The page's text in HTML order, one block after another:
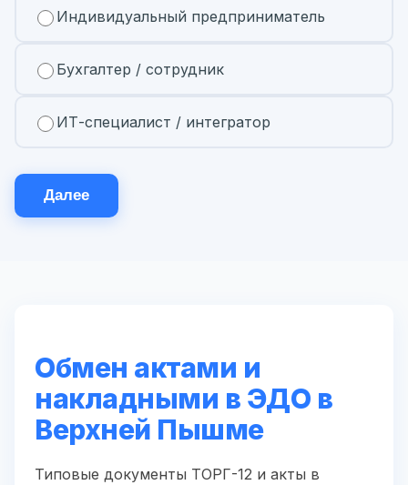
Индивидуальный предприниматель
Бухгалтер / сотрудник
ИТ-специалист / интегратор
Далее
Обмен актами и
накладными в ЭДО в
Верхней Пышме
Типовые документы ТОРГ-12 и акты в